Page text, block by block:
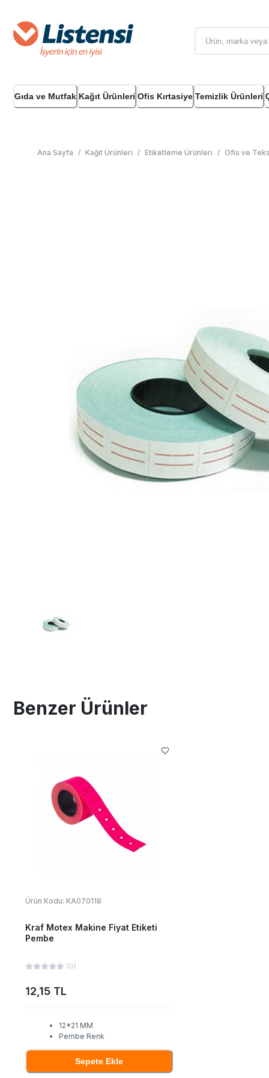
Gıda ve Mutfak Kağıt Ürünleri Ofis Kırtasiye Temizlik Ürünleri
Ana Sayfa / Kağıt Ürünleri / Etiketleme Ürünleri / Ofis ve
Benzer Ürünler
Ürün Kodu: KA070118
Kraf Motex Makine Fiyat Etiketi
Pembe
(0)
12,15 TL
12*21 MM
Pembe Renk
Sepete Ekle